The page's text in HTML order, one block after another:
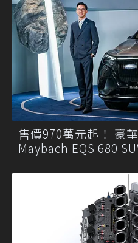
售價970萬元起！ 豪
Maybach EQS 680